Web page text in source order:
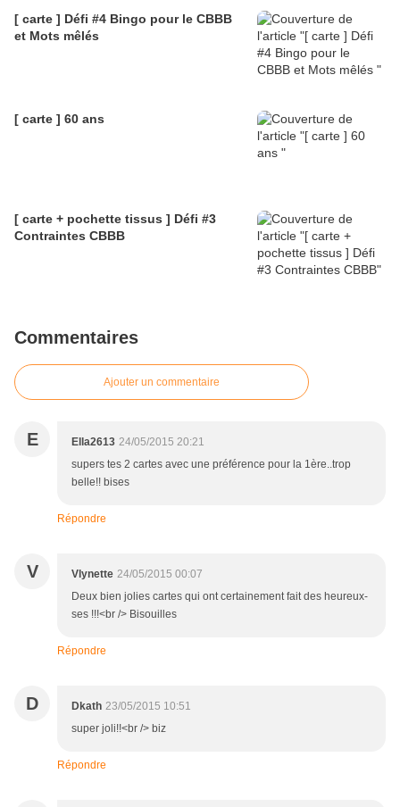
[ carte ] Défi #4 Bingo pour le CBBB
et Mots mêlés
[ carte ] 60 ans
[ carte + pochette tissus ] Défi #3
Contraintes CBBB
Commentaires
Ajouter un commentaire
E Ella2613 24/05/2015 20:21
supers tes 2 cartes avec une préférence pour la 1ère..trop
belle!! bises
Répondre
V Vlynette 24/05/2015 00:07
Deux bien jolies cartes qui ont certainement fait des heureux-
ses !!!<br /> Bisouilles
Répondre
D Dkath 23/05/2015 10:51
super joli!!<br /> biz
Répondre